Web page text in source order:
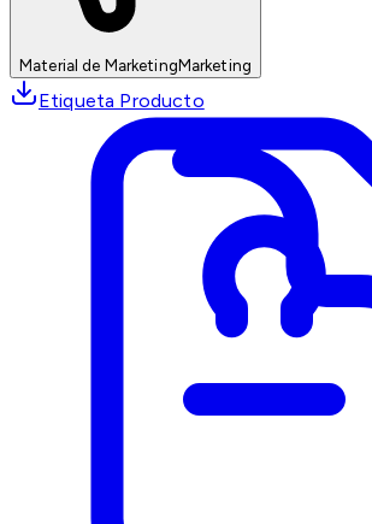
Material de MarketingMarketing
Etiqueta Producto